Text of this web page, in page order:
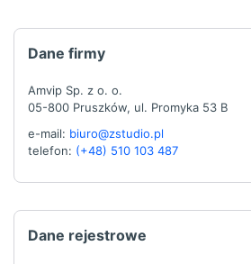
Dane firmy
Amvip Sp. z o. o.
05-800 Pruszków, ul. Promyka 53 B
e-mail: biuro@zstudio.pl
telefon: (+48) 510 103 487
Dane rejestrowe